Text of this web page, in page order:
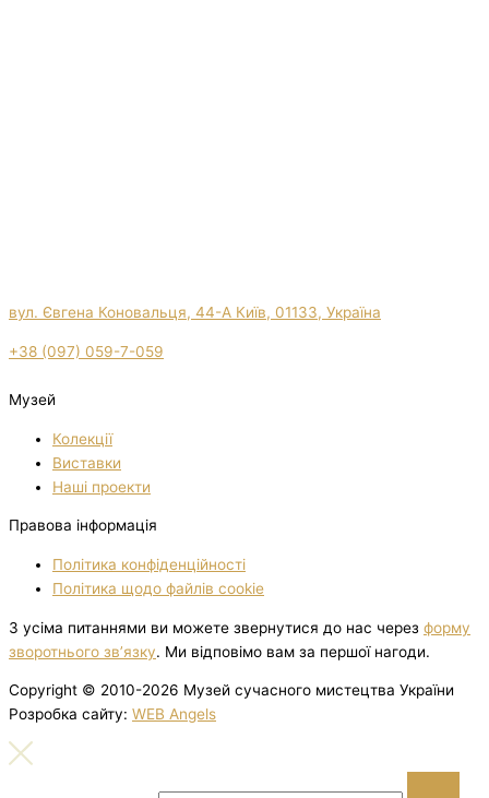
вул. Євгена Коновальця, 44-А Київ, 01133, Україна
+38 (097) 059-7-059
Музей
Колекції
Виставки
Нашi проекти
Правова інформація
Політика конфіденційності
Політика щодо файлів cookie
З усіма питаннями ви можете звернутися до нас через форму
зворотнього зв’язку. Ми відповімо вам за першої нагоди.
Copyright © 2010-2026 Музей сучасного мистецтва України
Розробка сайту: WEB Angels